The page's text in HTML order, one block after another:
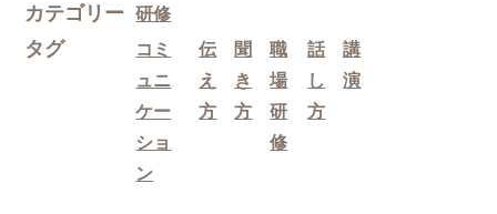
カテゴリー 研修
タグ
コミ
ュニ
ケー
ショ
ン
伝
え
方
聞
き
方
職
場
研
修
話
し
方
講
演